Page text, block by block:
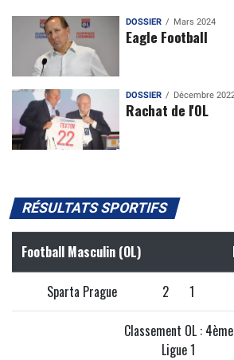
DOSSIER Mars 2024
Eagle Football
DOSSIER Décembre
Rachat de l'OL
RÉSULTATS SPORTIFS
Football Masculin (OL)
Sparta Prague 2 1
Classement OL : 4ème
Ligue 1